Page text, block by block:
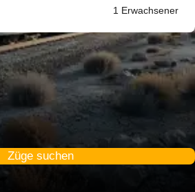
1 Erwachsener
Züge suchen